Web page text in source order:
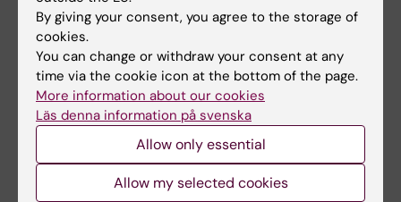
Projektkoordinator
Email:
johanna.stjernberg@ki.se
Did you find the information on this page useful?
By giving your consent, you agree to the storage of
cookies.
You can change or withdraw your consent at any
time via the cookie icon at the bottom of the page.
More information about our cookies
Läs denna information på svenska
Allow only essential
Allow my selected cookies